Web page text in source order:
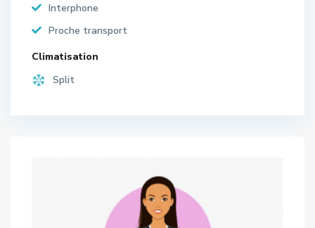
Interphone
Proche transport
Climatisation
Split